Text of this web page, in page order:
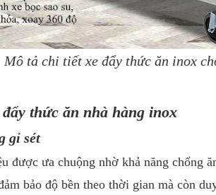
Mô tả chi tiết xe đẩy thức ăn inox
thức ăn nhà hàng inox
gỉ sét
được ưa chuộng nhờ khả năng chống
bảo độ bền theo thời gian mà còn